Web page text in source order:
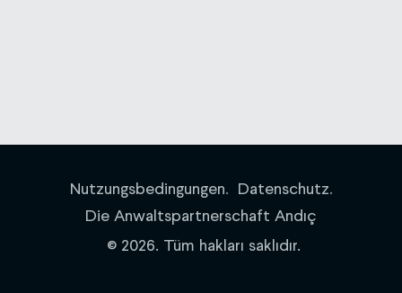
Die Anwaltspartnerschaft Andıç
© 2026. Tüm hakları saklıdır.
Nutzungsbedingungen. Datenschutz.